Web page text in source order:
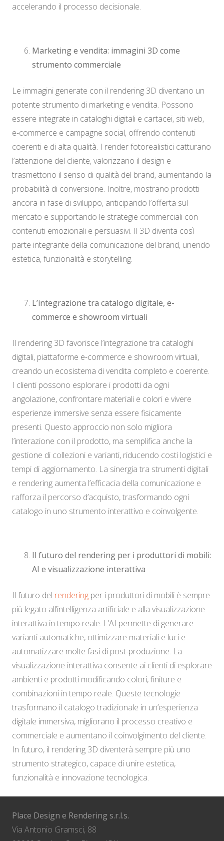
accelerando il processo decisionale.
Marketing e vendita: immagini 3D come
strumento commerciale
Le immagini generate con il rendering 3D diventano un
potente strumento di marketing e vendita. Possono
essere integrate in cataloghi digitali e cartacei, siti web,
e-commerce e campagne social, offrendo contenuti
coerenti e di alta qualità. I render fotorealistici catturano
l’attenzione del cliente, valorizzano il design e
trasmettono il senso di qualità del brand, aumentando la
probabilità di conversione. Inoltre, mostrano prodotti
ancora in fase di sviluppo, anticipando l’offerta sul
mercato e supportando le strategie commerciali con
contenuti emozionali e persuasivi. Il 3D diventa così
parte integrante della comunicazione del brand, unendo
estetica, funzionalità e storytelling.
L’integrazione tra catalogo digitale, e-
commerce e showroom virtuali
Il rendering 3D favorisce l’integrazione tra cataloghi
digitali, piattaforme e-commerce e showroom virtuali,
creando un ecosistema di vendita completo e coerente.
I clienti possono esplorare i prodotti da ogni
angolazione, confrontare materiali e colori e vivere
esperienze immersive senza essere fisicamente
presenti. Questo approccio non solo migliora
l’interazione con il prodotto, ma semplifica anche la
gestione di collezioni e varianti, riducendo costi logistici e
tempi di aggiornamento. La sinergia tra strumenti digitali
e rendering aumenta l’efficacia della comunicazione e
rafforza il percorso d’acquisto, trasformando ogni
catalogo in uno strumento interattivo e coinvolgente.
Il futuro del rendering per i produttori di mobili:
AI e visualizzazione interattiva
Il futuro del rendering per i produttori di mobili è sempre
più legato all’intelligenza artificiale e alla visualizzazione
interattiva in tempo reale. L’AI permette di generare
varianti automatiche, ottimizzare materiali e luci e
automatizzare molte fasi di post-produzione. La
visualizzazione interattiva consente ai clienti di esplorare
ambienti e prodotti modificando colori, finiture e
combinazioni in tempo reale. Queste tecnologie
trasformano il catalogo tradizionale in un’esperienza
digitale immersiva, migliorano il processo creativo e
commerciale e aumentano il coinvolgimento del cliente.
In futuro, il rendering 3D diventerà sempre più uno
strumento strategico, capace di unire estetica,
funzionalità e innovazione tecnologica.
Place Design e Rendering s.r.l.s.
Via Antonio Gramsci, 88